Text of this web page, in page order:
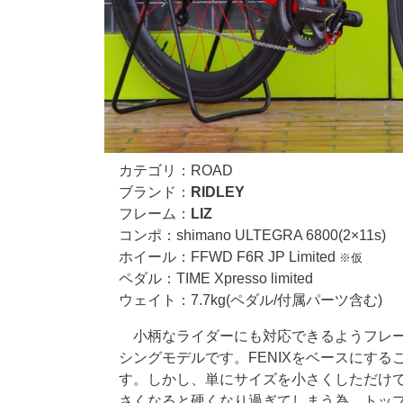
カテゴリ：ROAD
ブランド： RIDLEY
フレーム： LIZ
コンポ：shimano ULTEGRA 6800(2×11s)
ホイール：FFWD F6R JP Limited ※仮
ペダル：TIME Xpresso limited
ウェイト：7.7kg(ペダル/付属パーツ含む)
小柄なライダーにも対応できるようフレ
シングモデルです。FENIXをベースにする
す。しかし、単にサイズを小さくしただけ